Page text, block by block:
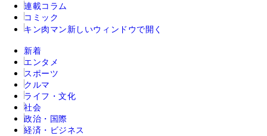
連載コラム
コミック
キン肉マン 新しいウィンドウで開く
新着
エンタメ
スポーツ
クルマ
ライフ・文化
社会
政治・国際
経済・ビジネス